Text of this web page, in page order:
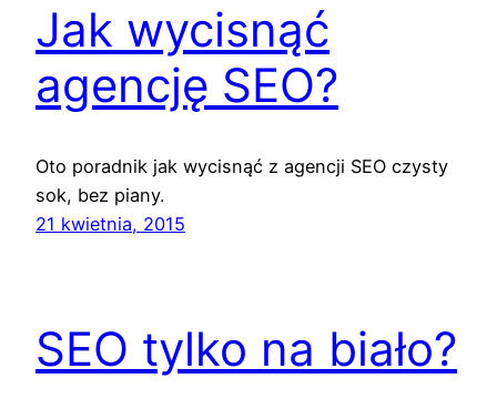
Jak wycisnąć
agencję SEO?
Oto poradnik jak wycisnąć z agencji SEO czysty
sok, bez piany.
21 kwietnia, 2015
SEO tylko na biało?